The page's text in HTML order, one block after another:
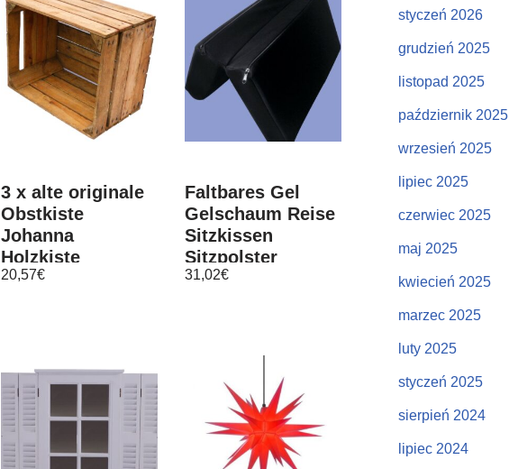
3 x alte originale
Obstkiste
Johanna
Holzkiste
Weinkiste
20,57€
Faltbares Gel
Gelschaum Reise
Sitzkissen
Sitzpolster
schwarz Kissen
31,02€
styczeń 2026
grudzień 2025
listopad 2025
październik 2025
wrzesień 2025
lipiec 2025
czerwiec 2025
maj 2025
kwiecień 2025
marzec 2025
luty 2025
styczeń 2025
sierpień 2024
lipiec 2024